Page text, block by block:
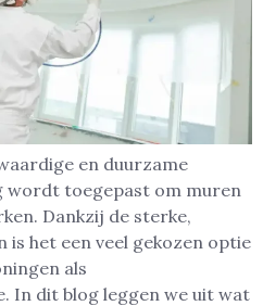
en duurzame
wordt toegepast om muren
Dankzij de sterke,
is het een veel gekozen optie
als
In dit blog leggen we uit wat